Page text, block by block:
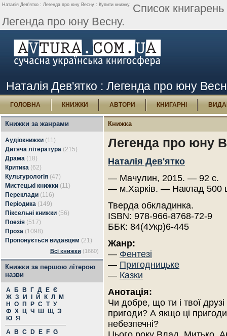
Наталія Дев'ятко : Легенда про юну Весну : Купити книжку. Список
Легенда про юну Весну.
Наталія Дев'ятко : Легенда про юну
ГОЛОВНА КНИЖКИ АВТОРИ КНИГАРНІ
Книжки за жанрами
Аудіокнижки (11)
Дитяча література (215)
Драма (18)
Критика (62)
Культурологія (47)
Мистецькі книжки (11)
Переклади (116)
Періодика (149)
Піксельні книжки (56)
Поезія (517)
Проза (1098)
Пропонується видавцям (21)
Всі книжки (1660)
Книжки за першою літерою
назви
А Б В Г Д Е Є
Ж З И Й К Л
М
Н
О П Р С Т У
Ф Х Ц Ч Ш Щ Э
Ю Я
A
B C D E F G
Книжка
Легенда про юну
Наталія Дев'ятко
— Мачулин, 2015. — 92 с.
— м.Харків. — Наклад 500
Тверда обкладинка.
ISBN: 978-966-8768-72-9
ББК: 84(4Укр)6-445
Жанр:
— Фентезі
— Пригодницьке
— Казки
Анотація:
Чи добре, що ти і твої
пригоди? А якщо ці пригоди
небезпечні?